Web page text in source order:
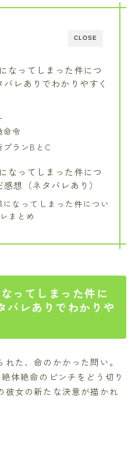
CLOSE
なってしまった件につ
レありでわかりやすく
命令
プランBとC
なってしまった件につ
想（ネタバレあり）
になってしまった件につい
まとめ
ってしまった件に
バレありでわかりや
た、命のかかった問い。
体絶命のピンチをどう切り
彼女の新たな決意が描かれ